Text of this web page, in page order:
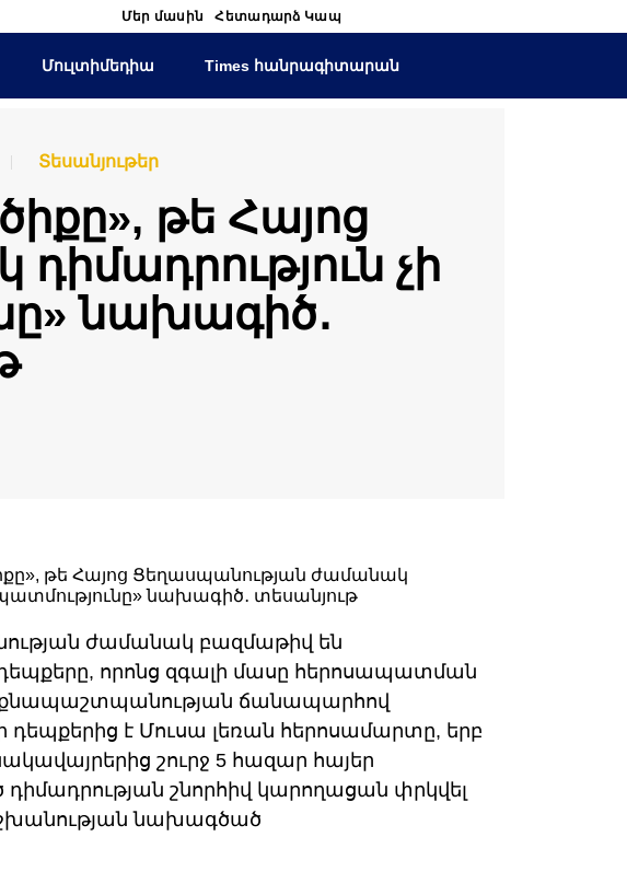
Մեր մասին Հետադարձ Կապ
Մուլտիմեդիա Times հանրագիտարան
Տեսանյութեր
թե Հայոց
չի
նախագիծ․
ժամանակ բազմաթիվ են
որոնց զգալի մասը հերոսապատման
ճանապարհով
է Մուսա լեռան հերոսամարտը, երբ
շուրջ 5 հազար հայեր
շնորհիվ կարողացան փրկվել
նախագծած